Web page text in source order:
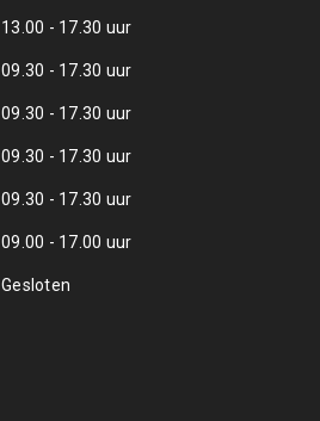
13.00 - 17.30 uur
09.30 - 17.30 uur
09.30 - 17.30 uur
09.30 - 17.30 uur
09.30 - 17.30 uur
09.00 - 17.00 uur
Gesloten